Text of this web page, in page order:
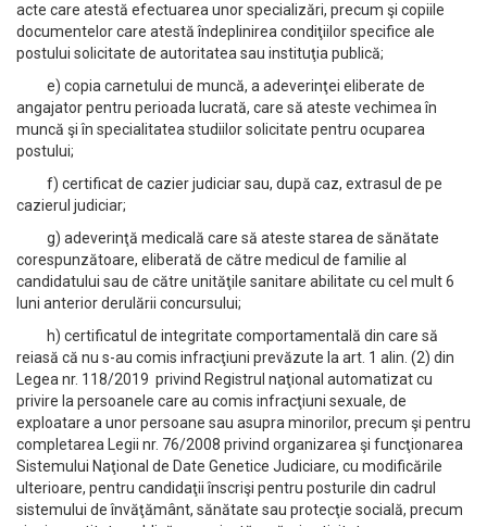
acte care atestă efectuarea unor specializări, precum şi copiile
documentelor care atestă îndeplinirea condiţiilor specifice ale
postului solicitate de autoritatea sau instituţia publică;
e) copia carnetului de muncă, a adeverinţei eliberate de
angajator pentru perioada lucrată, care să ateste vechimea în
muncă şi în specialitatea studiilor solicitate pentru ocuparea
postului;
f) certificat de cazier judiciar sau, după caz, extrasul de pe
cazierul judiciar;
g) adeverinţă medicală care să ateste starea de sănătate
corespunzătoare, eliberată de către medicul de familie al
candidatului sau de către unităţile sanitare abilitate cu cel mult 6
luni anterior derulării concursului;
h) certificatul de integritate comportamentală din care să
reiasă că nu s-au comis infracţiuni prevăzute la art. 1 alin. (2) din
Legea nr. 118/2019 privind Registrul naţional automatizat cu
privire la persoanele care au comis infracţiuni sexuale, de
exploatare a unor persoane sau asupra minorilor, precum şi pentru
completarea Legii nr. 76/2008 privind organizarea şi funcţionarea
Sistemului Naţional de Date Genetice Judiciare, cu modificările
ulterioare, pentru candidaţii înscrişi pentru posturile din cadrul
sistemului de învăţământ, sănătate sau protecţie socială, precum